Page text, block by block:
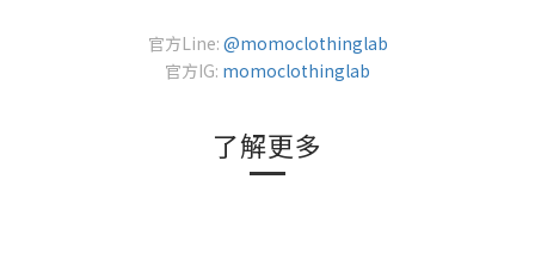
官方Line: @momoclothinglab
官方IG: momoclothinglab
了解更多